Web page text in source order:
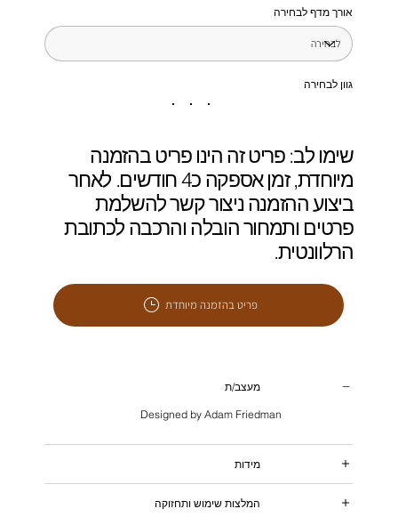
אורך מדף לבחירה
גוון לבחירה
שימו לב: פריט זה הינו פריט בהזמנה
מיוחדת, זמן אספקה כ4 חודשים. לאחר
ביצוע ההזמנה ניצור קשר להשלמת
פרטים ותמחור הובלה והרכבה לכתובת
הרלוונטית.
פריט בהזמנה מיוחדת
מעצב/ת
Designed by Adam Friedman
מידות
המלצות שימוש ותחזוקה